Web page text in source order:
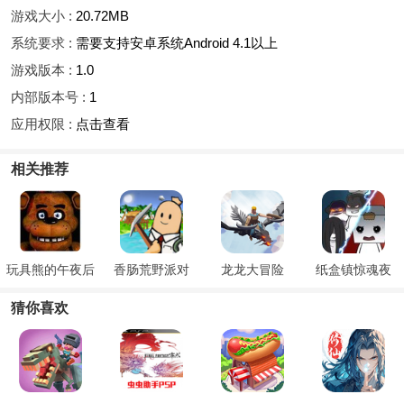
游戏大小 : 20.72MB
系统要求 : 需要支持安卓系统Android 4.1以上
游戏版本 : 1.0
内部版本号 : 1
应用权限 : 点击查看
相关推荐
玩具熊的午夜后
香肠荒野派对 龙龙大冒险 纸盒镇惊魂夜
猜你喜欢